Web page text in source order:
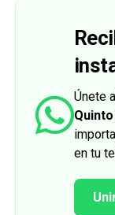
Únete
en tu